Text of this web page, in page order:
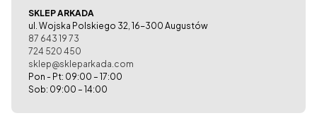
SKLEP ARKADA
ul. Wojska Polskiego 32, 16-300 Augustów
87 643 19 73
724 520 450
sklep@skleparkada.com
Pon - Pt: 09:00 – 17:00
Sob: 09:00 – 14:00